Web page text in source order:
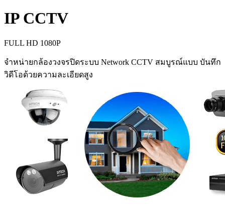
IP CCTV
FULL HD 1080P
จำหน่ายกล้องวงจรปิดระบบ Network CCTV สมบูรณ์แบบ บันทึก
วิดีโอด้วยความละเอียดสูง